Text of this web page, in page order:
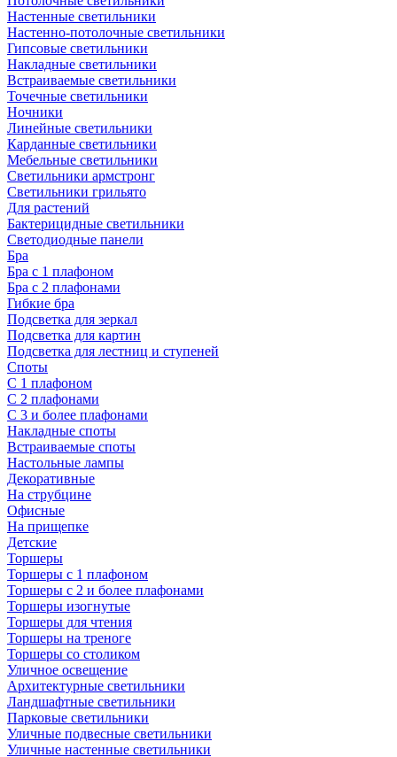
Настенные светильники
Настенно-потолочные светильники
Гипсовые светильники
Накладные светильники
Встраиваемые светильники
Точечные светильники
Ночники
Линейные светильники
Карданные светильники
Мебельные светильники
Светильники армстронг
Светильники грильято
Для растений
Бактерицидные светильники
Светодиодные панели
Бра
Бра с 1 плафоном
Бра с 2 плафонами
Гибкие бра
Подсветка для зеркал
Подсветка для картин
Подсветка для лестниц и ступеней
Споты
С 1 плафоном
С 2 плафонами
С 3 и более плафонами
Накладные споты
Встраиваемые споты
Настольные лампы
Декоративные
На струбцине
Офисные
На прищепке
Детские
Торшеры
Торшеры с 1 плафоном
Торшеры с 2 и более плафонами
Торшеры изогнутые
Торшеры для чтения
Торшеры на треноге
Торшеры со столиком
Уличное освещение
Архитектурные светильники
Ландшафтные светильники
Парковые светильники
Уличные подвесные светильники
Уличные настенные светильники